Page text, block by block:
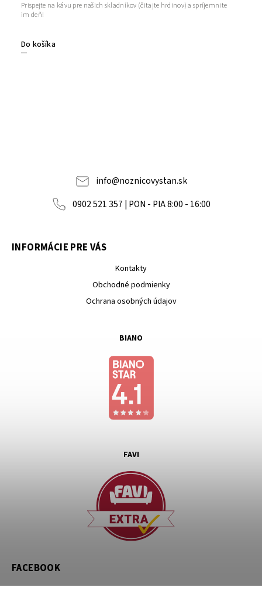
Do košíka
Prispejte na kávu pre našich skladníkov (čitajte hrdinov) a spríjemnite
im deň!
info@noznicovystan.sk
0902 521 357 | PON - PIA 8:00 - 16:00
INFORMÁCIE PRE VÁS
Kontakty
Obchodné podmienky
Ochrana osobných údajov
BIANO
FAVI
FACEBOOK